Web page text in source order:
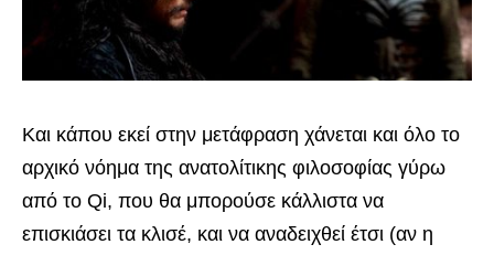
Και κάπου εκεί στην μετάφραση χάνεται και όλο το
αρχικό νόημα της ανατολίτικης φιλοσοφίας γύρω
από το Qi, που θα μπορούσε κάλλιστα να
επισκιάσει τα κλισέ, και να αναδειχθεί έτσι (αν η